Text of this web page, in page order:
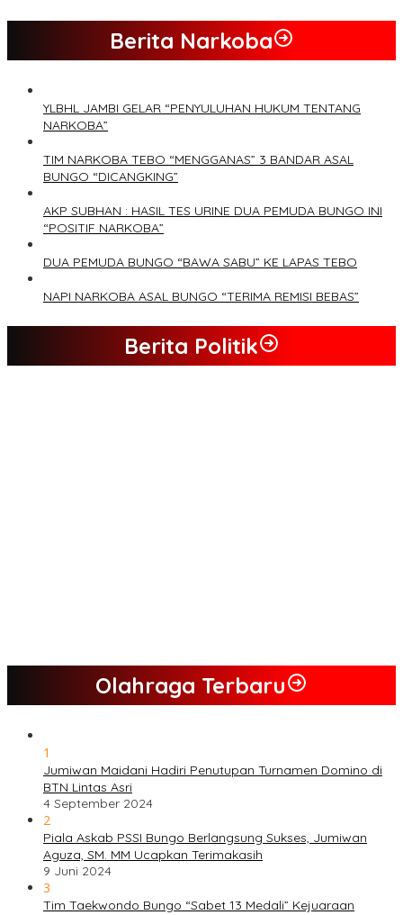
Berita Narkoba
YLBHL JAMBI GELAR “PENYULUHAN HUKUM TENTANG
NARKOBA”
TIM NARKOBA TEBO “MENGGANAS” 3 BANDAR ASAL
BUNGO “DICANGKING”
AKP SUBHAN : HASIL TES URINE DUA PEMUDA BUNGO INI
“POSITIF NARKOBA”
DUA PEMUDA BUNGO “BAWA SABU” KE LAPAS TEBO
NAPI NARKOBA ASAL BUNGO “TERIMA REMISI BEBAS”
Berita Politik
Olahraga Terbaru
1
Jumiwan Maidani Hadiri Penutupan Turnamen Domino di
BTN Lintas Asri
4 September 2024
2
Piala Askab PSSI Bungo Berlangsung Sukses, Jumiwan
Aguza, SM. MM Ucapkan Terimakasih
9 Juni 2024
3
Tim Taekwondo Bungo “Sabet 13 Medali” Kejuaraan